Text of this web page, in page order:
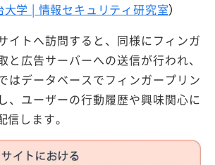
大学 | 情報セキュリティ研究室）
イトへ訪問すると、同様にフィンガ
と広告サーバーへの送信が行われ、
はデータベースでフィンガープリン
、ユーザーの行動履歴や興味関心に
します。